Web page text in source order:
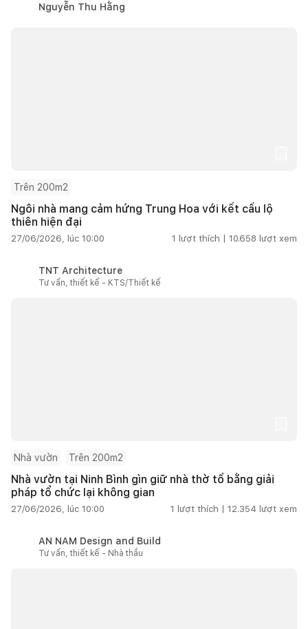
Nguyễn Thu Hằng
Trên 200m2
Ngôi nhà mang cảm hứng Trung Hoa với kết cấu lộ
thiên hiện đại
27/06/2026, lúc 10:00 1 lượt thích | 10.658 lượt xem
TNT Architecture
Tư vấn, thiết kế - KTS/Thiết kế
Nhà vườn Trên 200m2
Nhà vườn tại Ninh Bình gìn giữ nhà thờ tổ bằng giải
pháp tổ chức lại không gian
27/06/2026, lúc 10:00 1 lượt thích | 12.354 lượt xem
AN NAM Design and Build
Tư vấn, thiết kế - Nhà thầu